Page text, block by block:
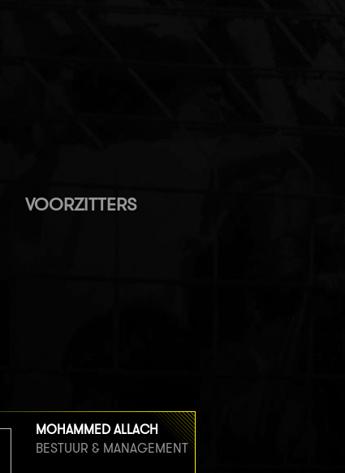
VOORZITTERS
MOHAMMED ALLACH
BESTUUR & MANAGEMENT